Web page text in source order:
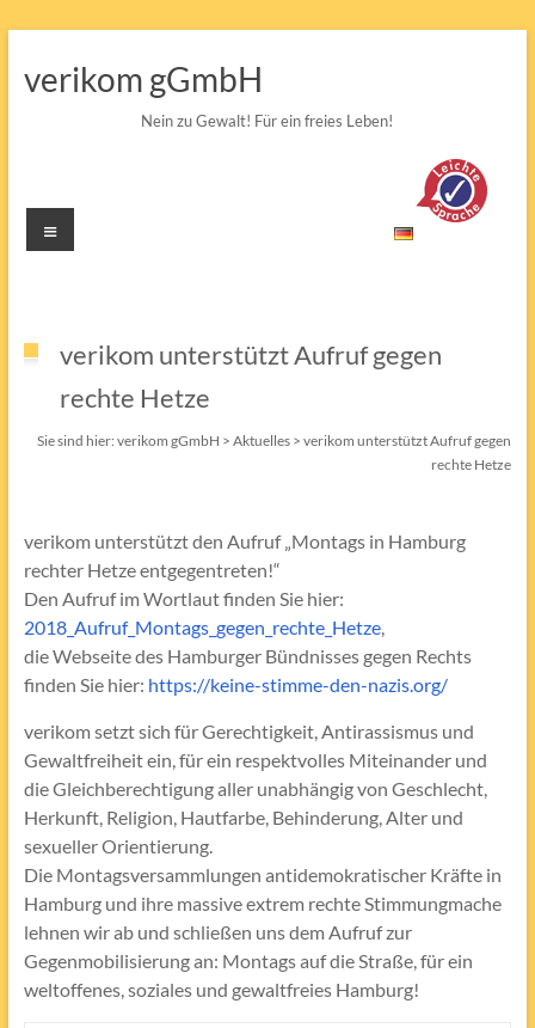
springen
verikom gGmbH
Nein zu Gewalt! Für ein freies Leben!
Menü
verikom unterstützt Aufruf gegen
rechte Hetze
Sie sind hier:verikom gGmbH >Aktuelles >verikom unterstützt Aufruf gegen
rechte Hetze
verikom unterstützt den Aufruf „Montags in Hamburg
rechter Hetze entgegentreten!“
Den Aufruf im Wortlaut finden Sie hier:
2018_Aufruf_Montags_gegen_rechte_Hetze,
die Webseite des Hamburger Bündnisses gegen Rechts
finden Sie hier: https://keine-stimme-den-nazis.org/
verikom setzt sich für Gerechtigkeit, Antirassismus und
Gewaltfreiheit ein, für ein respektvolles Miteinander und
die Gleichberechtigung aller unabhängig von Geschlecht,
Herkunft, Religion, Hautfarbe, Behinderung, Alter und
sexueller Orientierung.
Die Montagsversammlungen antidemokratischer Kräfte in
Hamburg und ihre massive extrem rechte Stimmungmache
lehnen wir ab und schließen uns dem Aufruf zur
Gegenmobilisierung an: Montags auf die Straße, für ein
weltoffenes, soziales und gewaltfreies Hamburg!